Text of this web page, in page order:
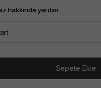
hakkında yardım
Sepete Ekle